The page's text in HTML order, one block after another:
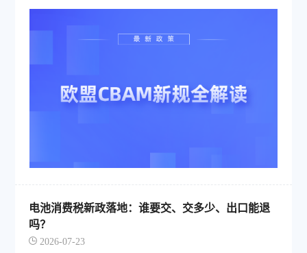
电池消费税新政落地：谁要交、交多少、出口能退
吗？
2026-07-23